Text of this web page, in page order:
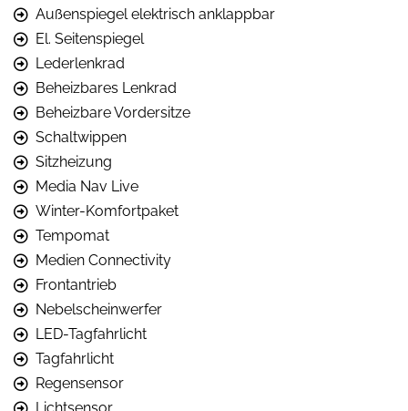
Außenspiegel elektrisch anklappbar
El. Seitenspiegel
Lederlenkrad
Beheizbares Lenkrad
Beheizbare Vordersitze
Schaltwippen
Sitzheizung
Media Nav Live
Winter-Komfortpaket
Tempomat
Medien Connectivity
Frontantrieb
Nebelscheinwerfer
LED-Tagfahrlicht
Tagfahrlicht
Regensensor